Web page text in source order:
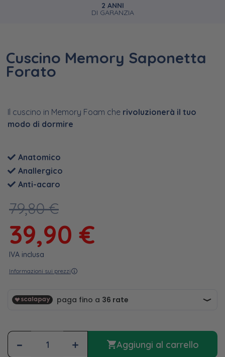
2 ANNI
DI GARANZIA
Cuscino Memory Saponetta
Forato
Il cuscino in Memory Foam che rivoluzionerà il tuo
modo di dormire
Anatomico
Anallergico
Anti-acaro
79,80€
39,90€
IVA inclusa
Informazioni sui prezzi
- + Aggiungi al carrello